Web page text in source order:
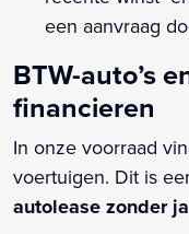
een aanvraag
BTW-auto’s
financieren
In onze voorraad
voertuigen. Dit is
autolease zonder